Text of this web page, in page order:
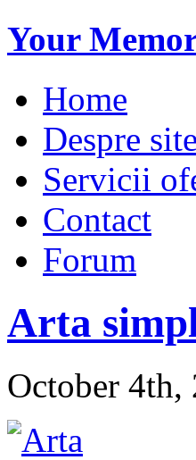
Your
Home
Despre site
Servicii
Contact
Forum
Arta
October 4th,